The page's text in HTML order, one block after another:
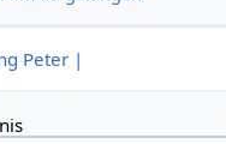
Peter |